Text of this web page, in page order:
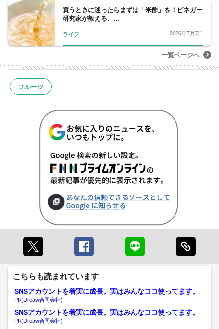
受験フードマイスター（2017年取得）ほか
買うときに迷ったらまずは「米酢」を！ビネガー
研究家が教える、…
ライフ 2026年7月7日
一覧ページへ
フルーツ
こちらも読まれています
SNSアカウントを着実に成長。実はみんなココ使ってます。
PR(Dreaw合同会社)
SNSアカウントを着実に成長。実はみんなココ使ってます。
PR(Dreaw合同会社)